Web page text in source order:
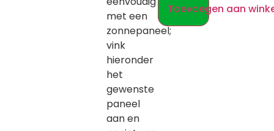
met een
zonnepaneel;
vink
hieronder
het
gewenste
paneel
aan en
Toevoegen aan